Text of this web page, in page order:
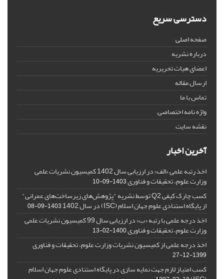
دسترسی سریع
صفحه اصلی
درباره نشریه
اعضای هیات تحریریه
ارسال مقاله
تماس با ما
واژه نامه اختصاصی
نقشه سایت
آخرین اخبار
اخذ رتبه علمی «الف» در ارزیابی سال 1402 کمیسیون نشریات علمی
وزارت علوم، تحقیقات و فناوری1403-09-10
کسب چارک کیفی Q2 توسط نشریه "پژوهش‌های زیرساخت‌های عمرانی"
از پایگاه استنادی علوم جهان اسلام (ISC) در سال 1402 1403-09-08
اخذ درجه علمی با رتبه «ب» در ارزیابی سال 99 کمیسیون نشریات علمی
وزارت علوم، تحقیقات و فناوری1400-02-13
اخذ درجه علمی از کمیسیون نشریات وزارت علوم، تحقیقات و فناوری
1399-12-27
کسب امتیاز لازم جهت نمایه سازی در پایگاه استنادی علوم جهان اسلام